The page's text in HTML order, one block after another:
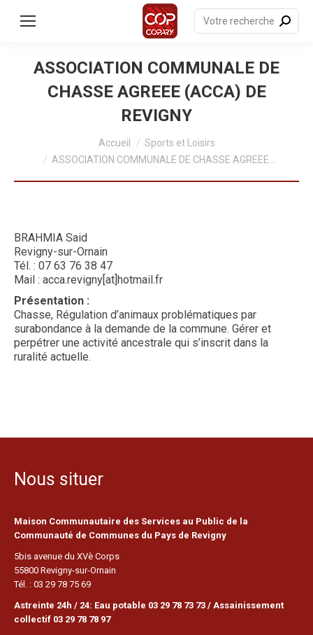
principal
Recherche
:
ASSOCIATION COMMUNALE DE
CHASSE AGREEE (ACCA) DE
REVIGNY
Accueil
Sports et Loisirs
ASSOCIATION COMMUNALE DE CHASSE AGREEE…
BRAHMIA Said
Revigny-sur-Ornain
Tél. : 07 63 76 38 47
Mail : acca.revigny[at]hotmail.fr
Présentation :
Chasse, Régulation d’animaux problématiques par
surabondance à la demande de la commune. Gérer et
perpétrer une activité ancestrale qui s’inscrit dans la
ruralité actuelle.
Nous situer
Maison Communautaire des Services au Public de la
Communauté de Communes du Pays de Revigny
5bis avenue du XVè Corps
55800 Revigny-sur-Ornain
Tél. : 03 29 78 75 69
Astreinte 24h / 24: Eau potable 03 29 78 73 73 / Assainissement
collectif 03 29 78 78 97